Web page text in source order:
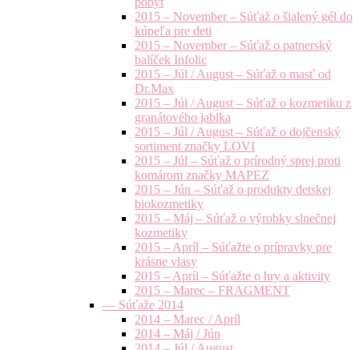
2015 – November – Súťaž o šialený gél do
kúpeľa pre deti
2015 – November – Súťaž o patnerský
balíček Infolic
2015 – Júl / August – Súťaž o masť od
Dr.Max
2015 – Júl / August – Súťaž o kozmetiku z
granátového jablka
2015 – Júl / August – Súťaž o dojčenský
sortiment značky LOVI
2015 – Júl – Súťaž o prírodný sprej proti
komárom značky MAPEZ
2015 – Jún – Súťaž o produkty detskej
biokozmetiky
2015 – Máj – Súťaž o výrobky slnečnej
kozmetiky
2015 – Apríl – Súťažte o prípravky pre
krásne vlasy
2015 – Apríl – Súťažte o hry a aktivity
2015 – Marec – FRAGMENT
— Súťaže 2014
2014 – Marec / Apríl
2014 – Máj / Jún